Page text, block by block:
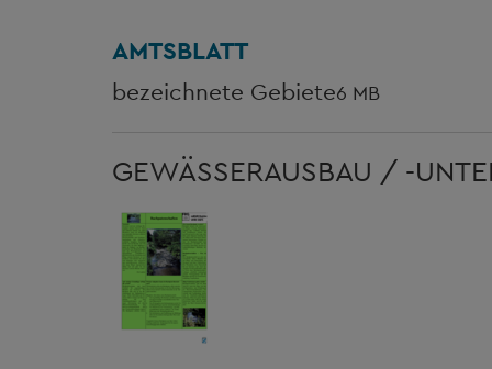
AMTSBLATT
bezeichnete Gebiete6 MB
GEWÄSSERAUSBAU / -